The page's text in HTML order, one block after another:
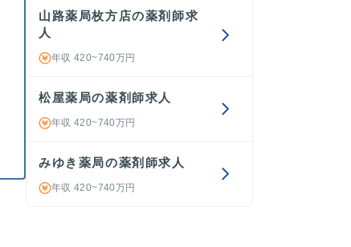
山路薬局枚方店の薬剤師求
人
年収 420~740万円
松屋薬局の薬剤師求人
年収 420~740万円
みゆき薬局の薬剤師求人
年収 420~740万円